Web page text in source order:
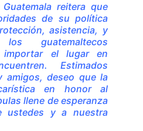
reitera que
de su política
asistencia, y
guatemaltecos
importar el lugar en
Estimados
amigos, deseo que la
en honor al
llene de esperanza
ustedes y a nuestra